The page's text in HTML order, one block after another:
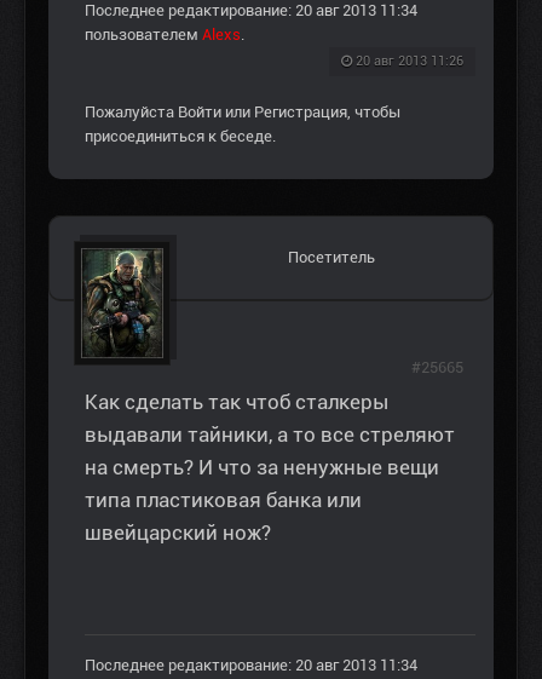
Последнее редактирование: 20 авг 2013 11:34
пользователем Alexs.
20 авг 2013 11:26
Пожалуйста Войти или Регистрация, чтобы
присоединиться к беседе.
Посетитель
Как сделать так чтоб сталкеры
выдавали тайники, а то все стреляют
на смерть? И что за ненужные вещи
типа пластиковая банка или
швейцарский нож?
Последнее редактирование: 20 авг 2013 11:34
#25665